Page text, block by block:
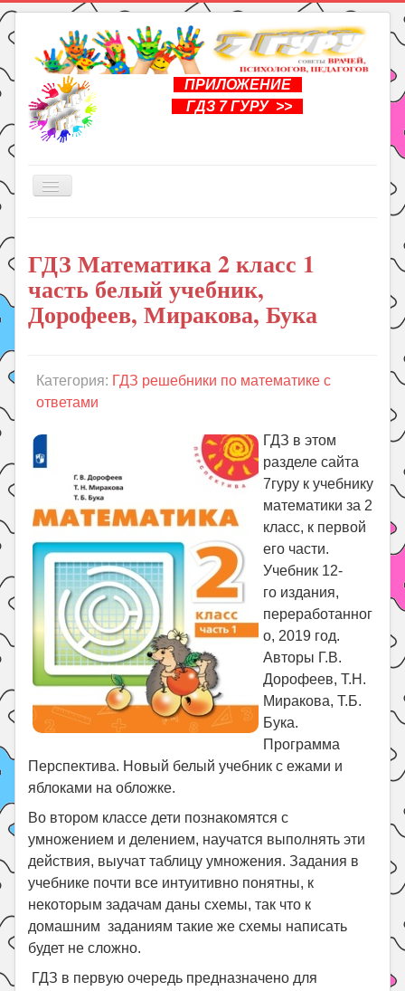
ПРИЛОЖЕНИЕ
ГДЗ 7 ГУРУ >>
Включить/
Книги
Рукоделие
Подготовка к школе
ГДЗ
Летом!
Поиск
ГДЗ Математика 2 класс 1
часть белый учебник,
Дорофеев, Миракова, Бука
Категория: ГДЗ решебники по математике с
ответами
ГДЗ в этом
разделе сайта
7гуру к учебнику
математики за 2
класс, к первой
его части.
Учебник 12-
го издания,
переработанног
о, 2019 год.
Авторы Г.В.
Дорофеев, Т.Н.
Миракова, Т.Б.
Бука.
Программа
Перспектива. Новый белый учебник с ежами и
яблоками на обложке.
Во втором классе дети познакомятся с
умножением и делением, научатся выполнять эти
действия, выучат таблицу умножения. Задания в
учебнике почти все интуитивно понятны, к
некоторым задачам даны схемы, так что к
домашним заданиям такие же схемы написать
будет не сложно.
ГДЗ в первую очередь предназначено для